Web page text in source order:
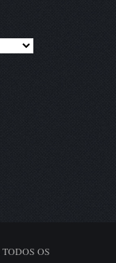
TODOS OS